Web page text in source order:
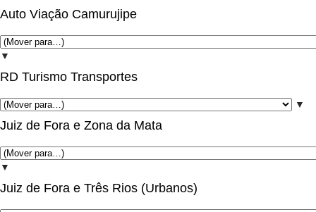
Auto Viação Camurujipe
▼
RD Turismo Transportes
▼
Juiz de Fora e Zona da Mata
▼
Juiz de Fora e Três Rios (Urbanos)